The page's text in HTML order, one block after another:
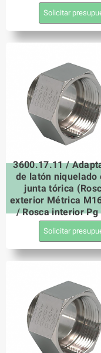
Solicitar
3600.17.11 /
de latón niquelado
junta tórica
exterior Métrica
/ Rosca interior Pg
Solicitar